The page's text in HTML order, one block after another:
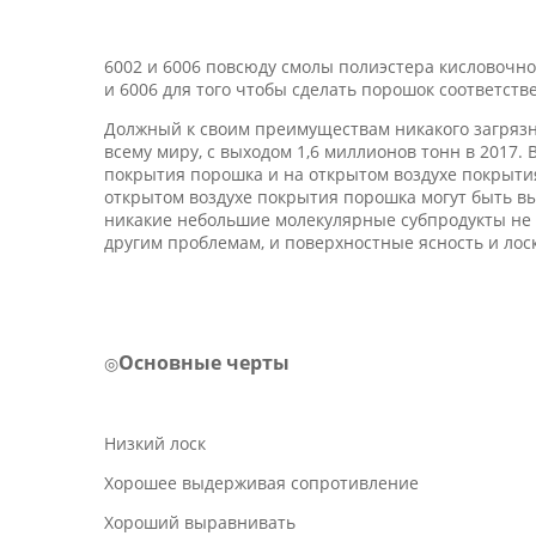
6002 и 6006 повсюду смолы полиэстера
и 6006 для того чтобы сделать порошок
Должный к своим преимуществам никакого
всему миру, с выходом 1,6 миллионов тонн в
покрытия порошка и на открытом воздухе
открытом воздухе покрытия порошка могут быть
никакие небольшие молекулярные субпродукты
другим проблемам, и поверхностные ясность и
◎Основные черты
Низкий лоск
Хорошее выдерживая сопротивление
Хороший выравнивать